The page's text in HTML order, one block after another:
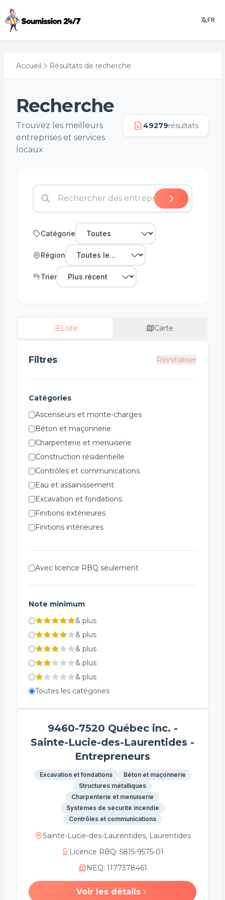
FR
Accueil Résultats de recherche
Recherche
Trouvez les meilleurs
entreprises et services
locaux
49279résultats
Catégorie
Région
Trier
Liste Carte
Filtres Réinitialiser
Catégories
Ascenseurs et monte-charges
Béton et maçonnerie
Charpenterie et menuiserie
Construction résidentielle
Contrôles et communications
Eau et assainissement
Excavation et fondations
Finitions extérieures
Finitions intérieures
Plomberie et ventilation
Réfrigération
Systèmes de sécurité incendie
Électricité
Avec licence RBQ seulement
Note minimum
& plus
& plus
& plus
& plus
& plus
Toutes les catégories
9460-7520 Québec inc. -
Sainte-Lucie-des-Laurentides -
Entrepreneurs
Excavation et fondations
Béton et maçonnerie
Structures métalliques
Charpenterie et menuiserie
Systèmes de sécurité incendie
Contrôles et communications
Sainte-Lucie-des-Laurentides, Laurentides
Licence RBQ: 5815-9575-01
NEQ: 1177378461
Voir les détails